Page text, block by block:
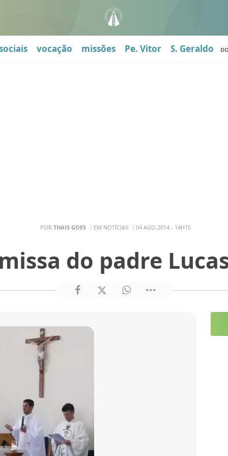
vocação missões Pe. Vitor S. Geraldo
POR THAIS GOES EM NOTÍCIAS 04 AGO 2014 - 14H15
do padre